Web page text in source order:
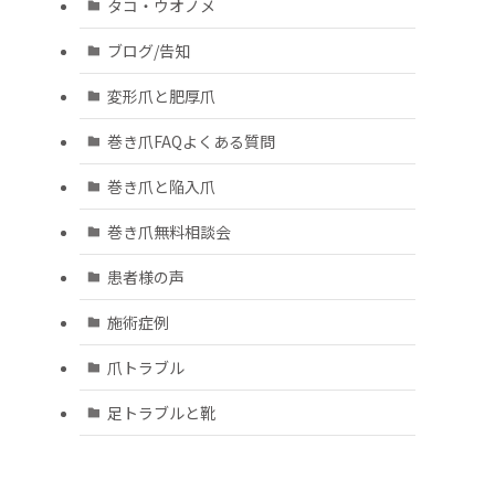
タコ・ウオノメ
ブログ/告知
変形爪と肥厚爪
巻き爪FAQよくある質問
巻き爪と陥入爪
巻き爪無料相談会
患者様の声
施術症例
爪トラブル
足トラブルと靴